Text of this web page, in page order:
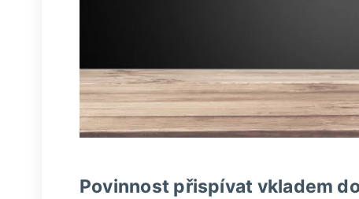
Povinnost přispívat vkladem